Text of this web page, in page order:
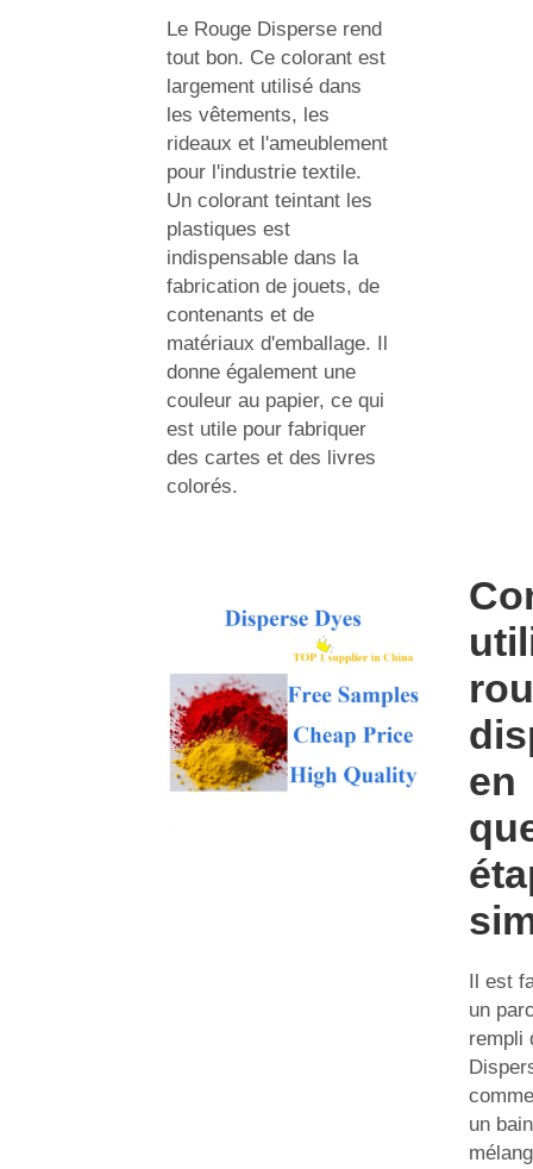
Le Rouge Disperse rend
tout bon. Ce colorant est
largement utilisé dans
les vêtements, les
rideaux et l'ameublement
pour l'industrie textile.
Un colorant teintant les
plastiques est
indispensable dans la
fabrication de jouets, de
contenants et de
matériaux d'emballage. Il
donne également une
couleur au papier, ce qui
est utile pour fabriquer
des cartes et des livres
colorés.
en
Il est
un
rempli
un